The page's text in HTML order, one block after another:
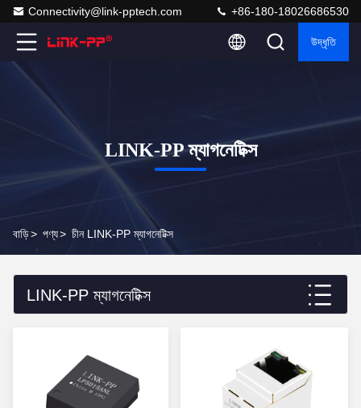
Connectivity@link-pptech.com +86-180-18026686530
উদ্ধৃতি
LINK-PP ম্যাগনেটিক্স
বাড়ি> পণ্য> চীন LINK-PP ম্যাগনেটিক্স
LINK-PP ম্যাগনেটিক্স